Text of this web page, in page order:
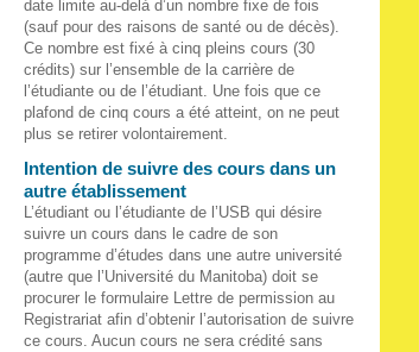
date limite au-delà d’un nombre fixe de fois
(sauf pour des raisons de santé ou de décès).
Ce nombre est fixé à cinq pleins cours (30
crédits) sur l’ensemble de la carrière de
l’étudiante ou de l’étudiant. Une fois que ce
plafond de cinq cours a été atteint, on ne peut
plus se retirer volontairement.
Intention de suivre des cours dans un
autre établissement
L’étudiant ou l’étudiante de l’USB qui désire
suivre un cours dans le cadre de son
programme d’études dans une autre université
(autre que l’Université du Manitoba) doit se
procurer le formulaire Lettre de permission au
Registrariat afin d’obtenir l’autorisation de suivre
ce cours. Aucun cours ne sera crédité sans